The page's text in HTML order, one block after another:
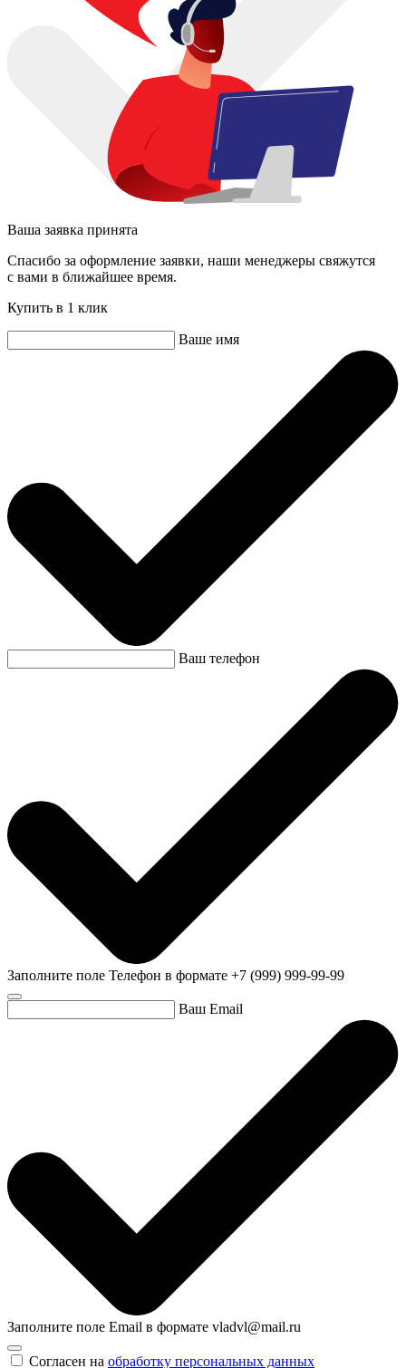
Ваша заявка принята
Спасибо за оформление заявки, наши менеджеры свяжутся
с вами в ближайшее время.
Купить в 1 клик
Ваше имя
Ваш телефон
Заполните поле Телефон в формате +7 (999) 999-99-99
Ваш Email
Заполните поле Email в формате vladvl@mail.ru
Согласен на обработку персональных данных